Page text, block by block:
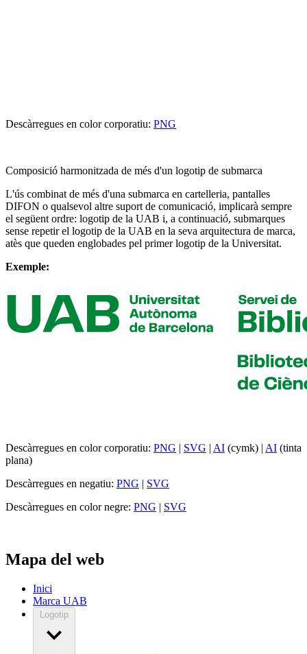
Descàrregues en color corporatiu: PNG
Composició harmonitzada de més d'un logotip de submarca
L'ús combinat de més d'una submarca en cartelleria, pantalles
DIFON o qualsevol altre suport de comunicació, implicarà sempre
el següent ordre: logotip de la UAB i, a continuació, submarques
sense repetir el logotip de la UAB en la seva arquitectura de marca,
atès que queden englobades pel primer logotip de la Universitat.
Exemple:
Descàrregues en color corporatiu: PNG | SVG | AI (cymk) | AI (tinta
plana)
Descàrregues en negatiu: PNG | SVG
Descàrregues en color negre: PNG | SVG
Mapa del web
Inici
Marca UAB
Logotip